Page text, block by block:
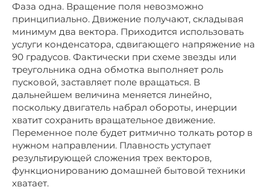
Фаза одна. Вращение поля невозможно
принципиально. Движение получают, складывая
минимум два вектора. Приходится использовать
услуги конденсатора, сдвигающего напряжение на
90 градусов. Фактически при схеме звезды или
треугольника одна обмотка выполняет роль
пусковой, заставляет поле вращаться. В
дальнейшем величина меняется линейно,
поскольку двигатель набрал обороты, инерции
хватит сохранить вращательное движение.
Переменное поле будет ритмично толкать ротор в
нужном направлении. Плавность уступает
результирующей сложения трех векторов,
функционированию домашней бытовой техники
хватает.